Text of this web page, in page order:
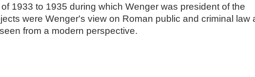
1933 to 1935 during which Wenger was president of the
were Wenger's view on Roman public and criminal law
from a modern perspective.